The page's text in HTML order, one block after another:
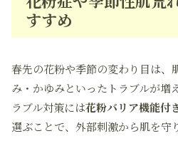
すすめ
春先の花粉や季節の変わり目は、
み・かゆみといったトラブルが増
ラブル対策には花粉バリア機能付
選ぶことで、外部刺激から肌を守